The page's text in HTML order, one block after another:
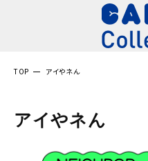
TOP アイやネん
アイやネん